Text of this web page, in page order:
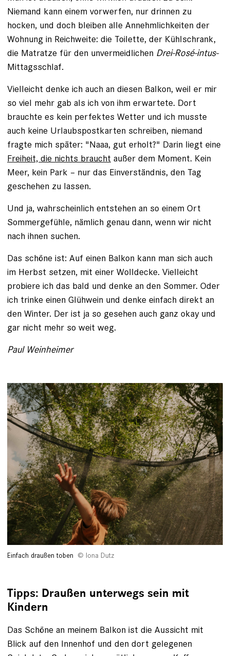
Niemand kann einem vorwerfen, nur drinnen zu
hocken, und doch bleiben alle Annehmlichkeiten der
Wohnung in Reichweite: die Toilette, der Kühlschrank,
die Matratze für den unvermeidlichen Drei-Rosé-intus-
Mittagsschlaf.
Vielleicht denke ich auch an diesen Balkon, weil er mir
so viel mehr gab als ich von ihm erwartete. Dort
brauchte es kein perfektes Wetter und ich musste
auch keine Urlaubspostkarten schreiben, niemand
fragte mich später: "Naaa, gut erholt?" Darin liegt eine
Freiheit, die nichts braucht außer dem Moment. Kein
Meer, kein Park – nur das Einverständnis, den Tag
geschehen zu lassen.
Und ja, wahrscheinlich entstehen an so einem Ort
Sommergefühle, nämlich genau dann, wenn wir nicht
nach ihnen suchen.
Das schöne ist: Auf einen Balkon kann man sich auch
im Herbst setzen, mit einer Wolldecke. Vielleicht
probiere ich das bald und denke an den Sommer. Oder
ich trinke einen Glühwein und denke einfach direkt an
den Winter. Der ist ja so gesehen auch ganz okay und
gar nicht mehr so weit weg.
Paul Weinheimer
Einfach draußen toben Iona Dutz
Tipps: Draußen unterwegs sein mit
Kindern
Das Schöne an meinem Balkon ist die Aussicht mit
Blick auf den Innenhof und den dort gelegenen